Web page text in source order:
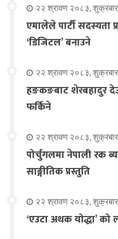
२२ श्रावण २०८३, शुक्रबार
एमालेले पार्टी सदस्यता
‘डिजिटल’ बनाउने
२२ श्रावण २०८३, शुक्रबार
हङकङबाट शेरबहादुर
फर्किने
२२ श्रावण २०८३, शुक्रबार
पोर्चुगलमा नेपाली रक
साङ्गीतिक प्रस्तुति
२२ श्रावण २०८३, शुक्रबार
‘एउटा अथक योद्धा’ को